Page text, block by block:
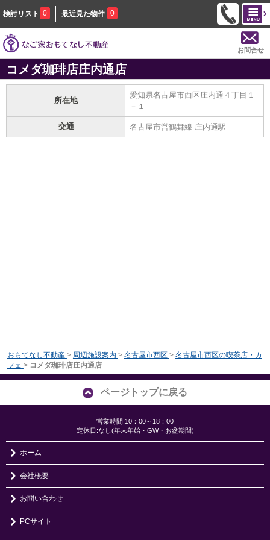
検討リスト 0 最近見た物件 0
お問合せ
コメダ珈琲店庄内通店
所在地
愛知県名古屋市西区庄内通４丁目１
－１
交通 名古屋市営鶴舞線 庄内通駅
おもてなし不動産 > 周辺施設案内 > 名古屋市西区 > 名古屋市西区の喫茶店・カ
フェ > コメダ珈琲店庄内通店
ページトップに戻る
営業時間:10：00～18：00
定休日:なし(年末年始・GW・お盆期間)
ホーム
会社概要
お問い合わせ
PCサイト